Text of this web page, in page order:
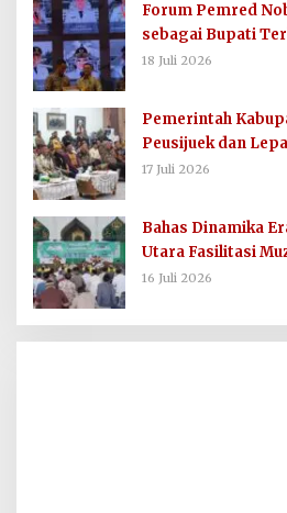
Forum Pemred
sebagai Bupati
Komunikasi dan
18 Juli 2026
Pemerintah
Peusijuek dan
0103/AUT
17 Juli 2026
Bahas Dinamika
Utara Fasilitasi
16 Juli 2026